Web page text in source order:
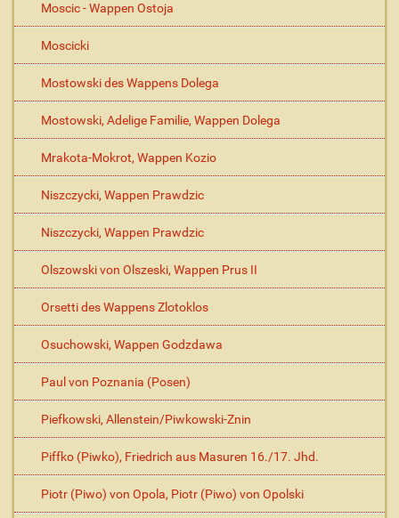
Moscic - Wappen Ostoja
Moscicki
Mostowski des Wappens Dolega
Mostowski, Adelige Familie, Wappen Dolega
Mrakota-Mokrot, Wappen Kozio
Niszczycki, Wappen Prawdzic
Niszczycki, Wappen Prawdzic
Olszowski von Olszeski, Wappen Prus II
Orsetti des Wappens Zlotoklos
Osuchowski, Wappen Godzdawa
Paul von Poznania (Posen)
Piefkowski, Allenstein/Piwkowski-Znin
Piffko (Piwko), Friedrich aus Masuren 16./17. Jhd.
Piotr (Piwo) von Opola, Piotr (Piwo) von Opolski